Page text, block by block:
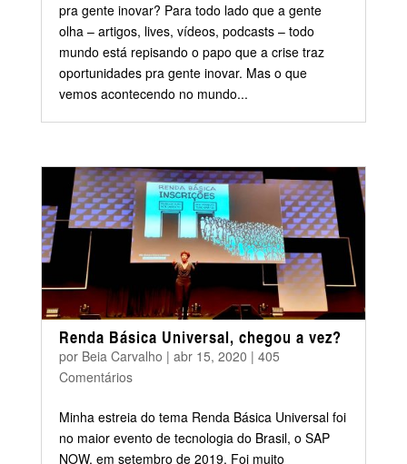
pra gente inovar? Para todo lado que a gente
olha – artigos, lives, vídeos, podcasts – todo
mundo está repisando o papo que a crise traz
oportunidades pra gente inovar. Mas o que
vemos acontecendo no mundo...
Renda Básica Universal, chegou a vez?
por Beia Carvalho | abr 15, 2020 | 405
Comentários
Minha estreia do tema Renda Básica Universal foi
no maior evento de tecnologia do Brasil, o SAP
NOW, em setembro de 2019. Foi muito